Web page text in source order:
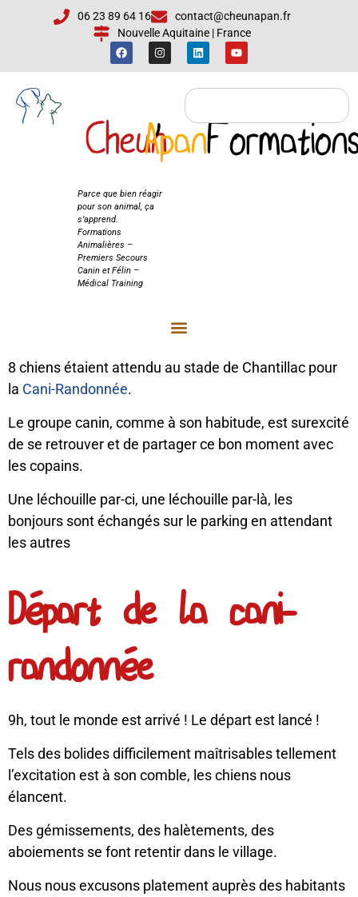
06 23 89 64 16
contact@cheunapan.fr
Nouvelle Aquitaine | France
Cheun
'
Apan
Parce que bien réagir
pour son animal, ça
s’apprend.
Formations
Animalières –
Premiers Secours
Canin et Félin –
Médical Training
8 chiens étaient attendu au stade de Chantillac pour
la Cani-Randonnée.
Le groupe canin, comme à son habitude, est surexcité
de se retrouver et de partager ce bon moment avec
les copains.
Une léchouille par-ci, une léchouille par-là, les
bonjours sont échangés sur le parking en attendant
les autres
Départ de la cani-
randonnée
9h, tout le monde est arrivé ! Le départ est lancé !
Tels des bolides difficilement maîtrisables tellement
l’excitation est à son comble, les chiens nous
élancent.
Des gémissements, des halètements, des
aboiements se font retentir dans le village.
Nous nous excusons platement auprès des habitants